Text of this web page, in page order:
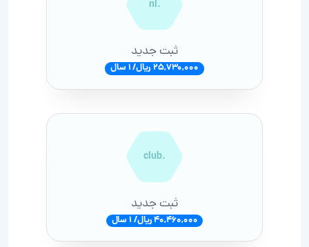
.nl
ثبت جدید
25,730,000 ریال/ 1 سال
.club
ثبت جدید
40,460,000 ریال/ 1 سال